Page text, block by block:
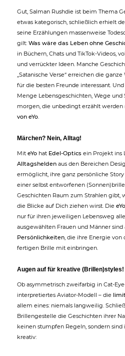
Gut, Salman Rushdie ist beim Thema
etwas kategorisch, schließlich erhielt
seine Erzählungen massenweise
gilt: Was wäre das Leben ohne
in Büchern, Chats und TikTok-Videos,
und verrückter Ideen. Manche
„Satanische Verse“ erreichen die
für die besten Freunde interessant.
Menge Lebensgeschichten, Wege und
morgen, die unbedingt erzählt werden
von eYo.
Märchen? Nein, Alltag!
Mit eYo hat Edel-Optics ein Projekt ins
Alltagshelden aus den Bereichen
ermöglicht, ihre ganz persönliche
einer selbst entworfenen
Geschichten Raum zum Strahlen gibt,
die Blicke auf Dich ziehen wirst. Die
nur für ihren jeweiligen Lebensweg
ausgewählten Frauen und Männer sind
Persönlichkeiten, die ihre Energie von
fertigen Brille mit einbringen.
Augen auf für kreative (Brillen)styles!
Ob asymmetrisch zweifarbig in Cat-
interpretiertes Aviator-Modell – die
allem eines: niemals langweilig.
Brillengestelle die Geschichten ihrer
keinen stumpfen Regeln, sondern
kreativ: